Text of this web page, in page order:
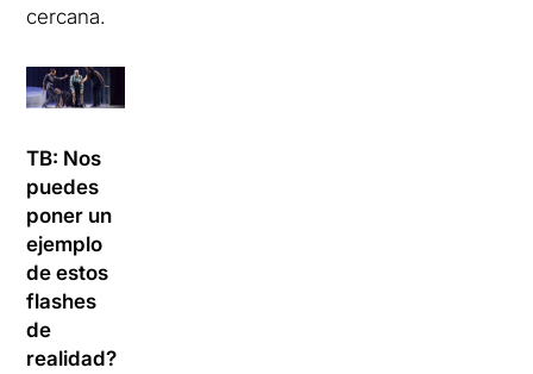
cercana.
TB: Nos
puedes
poner un
ejemplo
de estos
flashes
de
realidad?